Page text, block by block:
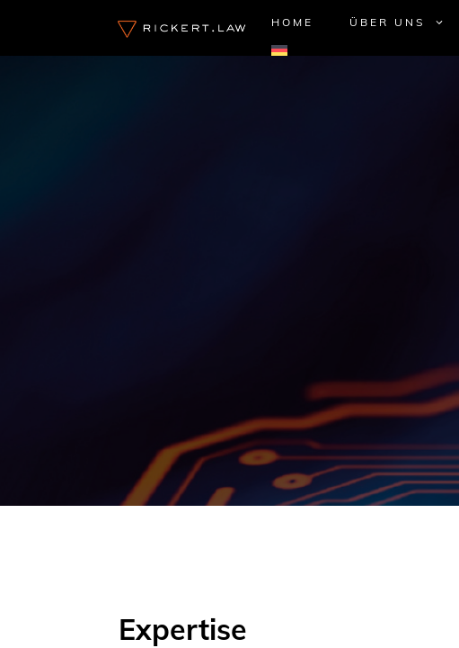
springen
HOME ÜBER UNS
Expertise